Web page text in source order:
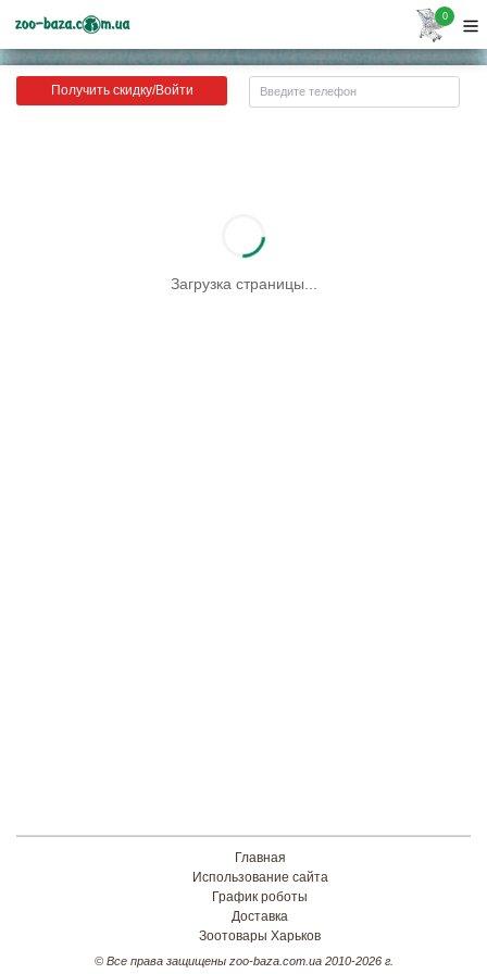
0
Получить скидку/Войти
Загрузка страницы...
Главная
Использование сайта
График роботы
Доставка
Зоотовары Харьков
© Все права защищены zoo-baza.com.ua 2010-2026 г.